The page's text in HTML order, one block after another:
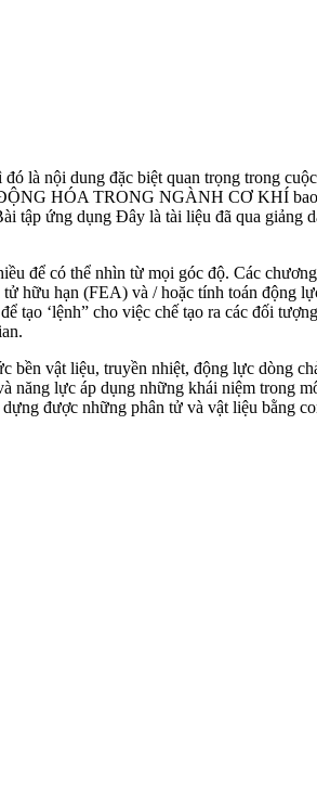
là nội dung đặc biệt quan trọng trong
HÓA TRONG NGÀNH CƠ KHÍ
tập ứng dụng Đây là tài liệu đã qua
để có thể nhìn từ mọi góc độ. Các
hữu hạn (FEA) và / hoặc tính toán
tạo ‘lệnh” cho việc chế tạo ra các đối
bền vật liệu, truyền nhiệt, động lực dòng
năng lực áp dụng những khái niệm trong
được những phân tử và vật liệu bằng